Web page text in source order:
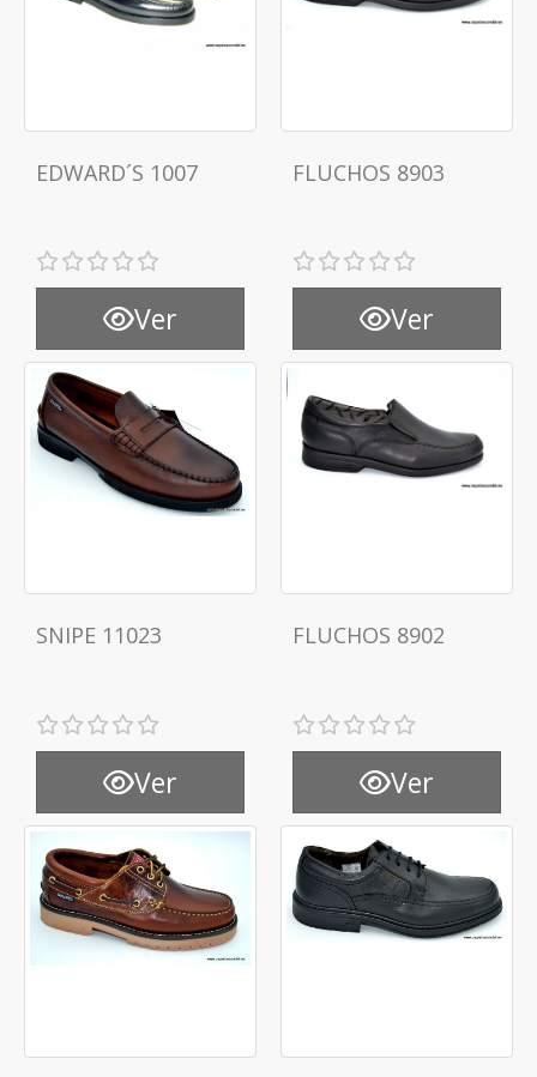
EDWARD´S 1007
Ver
FLUCHOS 8903
Ver
SNIPE 11023
Ver
FLUCHOS 8902
Ver